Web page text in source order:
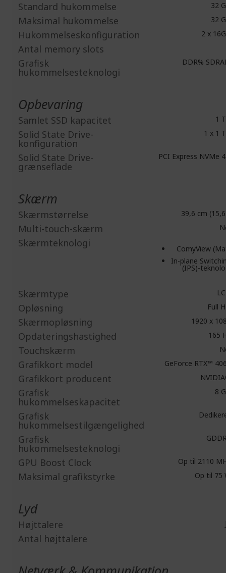
Standard hukommelse 32
Maksimal hukommelse 32
Hukommelseskonfiguration 2 x
Antal memory slots
Grafisk
hukommelsesteknologi
DDR%
Opbevaring
Samlet SSD kapacitet 1
Solid State Drive-
konfiguration
1 x 1
Solid State Drive-
grænseflade
PCI Express NVMe
Skærm
Skærmstørrelse 39,6 cm
Multi-touch-skærm
Skærmteknologi
ComyView
In-plane
(IPS)-
Skærmtype
Opløsning Full
Skærmopløsning 1920 x
Opdateringshastighed 165
Touchskærm
Grafikkort model GeForce RTX™
Grafikkort producent
Grafisk
hukommelseskapacitet
8
Grafisk
hukommelsestilgængelighed
Grafisk
hukommelsesteknologi
GPU Boost Clock Op til 2110
Maksimal grafikstyrke Op til 75
Lyd
Højttalere
Antal højttalere